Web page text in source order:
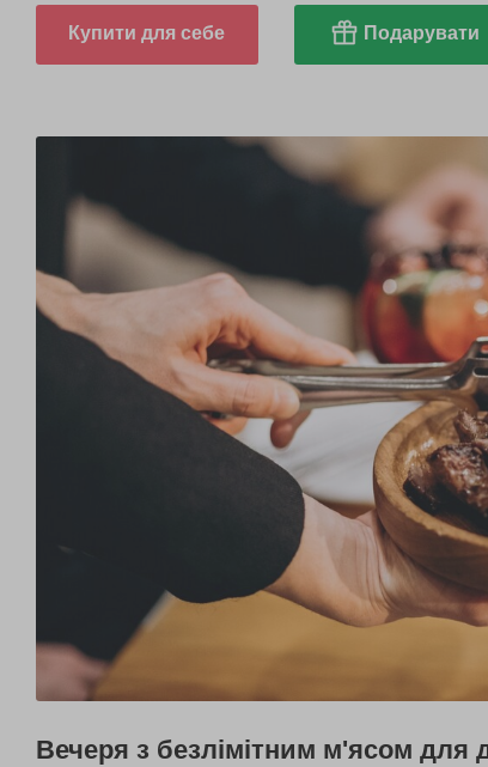
Купити для себе Подарувати
Вечеря з безлімітним м'ясом для